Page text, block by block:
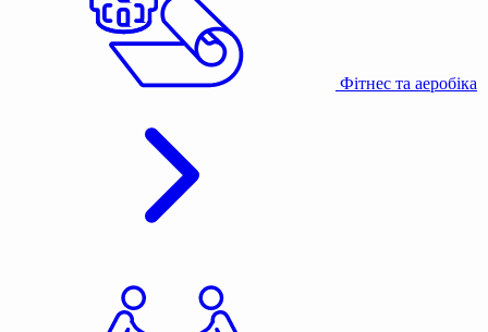
Фітнес та аеробіка